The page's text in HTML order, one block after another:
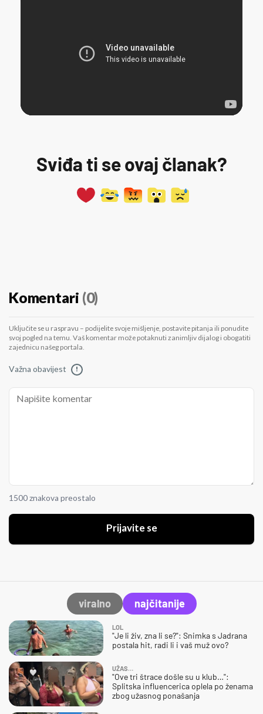
Sviđa ti se ovaj članak?
Komentari (0)
Uključite se u raspravu – podijelite svoje mišljenje, postavite pitanja ili ponudite
svoj pogled na temu. Vaš komentar može potaknuti zanimljiv dijalog i obogatiti
zajednicu našeg portala.
Važna obavijest !
1500 znakova preostalo
Prijavite se
viralno najčitanije
LOL
"Je li živ, zna li se?": Snimka s Jadrana
postala hit, radi li i vaš muž ovo?
UŽAS…
"Ove tri štrace došle su u klub…":
Splitska influencerica oplela po ženama
zbog užasnog ponašanja